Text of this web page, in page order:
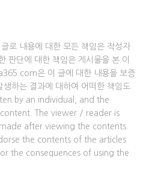
로 내용에 대한 모든 책임은 작성자
판단에 대한 책임은 게시물을 본 이
은 이 글에 대한 내용을 보증
하는 결과에 대하여 어떠한 책임도
by an individual, and the
The viewer / reader is
after viewing the contents.
the contents of the articles
the consequences of using the